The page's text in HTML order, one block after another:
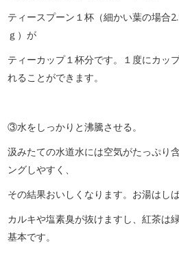
ティースプーン１杯（細かい葉の場合
ｇ）が
ティーカップ１杯分です。１度にカッ
れることができます。
③水をしっかりと沸騰させる。
汲みたての水道水には空気がたっぷり
ングしやすく、
その結果おいしくなります。お湯はし
カルキや塩素臭が抜けますし、紅茶は
基本です。